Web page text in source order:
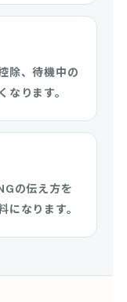
除、待機中の
ります。
の伝え方を
なります。